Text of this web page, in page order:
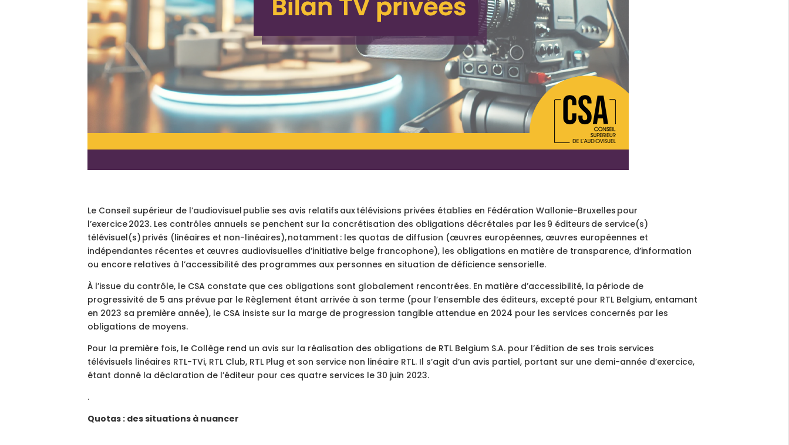
Le Conseil supérieur de l’audiovisuel publie ses avis relatifs aux télévisions privées établies en Fédération Wallonie-Bruxelles pour
l’exercice 2023. Les contrôles annuels se penchent sur la concrétisation des obligations décrétales par les 9 éditeurs de service(s)
télévisuel(s) privés (linéaires et non-linéaires), notamment : les quotas de diffusion (œuvres européennes, œuvres européennes et
indépendantes récentes et œuvres audiovisuelles d’initiative belge francophone), les obligations en matière de transparence, d’information
ou encore relatives à l’accessibilité des programmes aux personnes en situation de déficience sensorielle.
À l’issue du contrôle, le CSA constate que ces obligations sont globalement rencontrées. En matière d’accessibilité, la période de
progressivité de 5 ans prévue par le Règlement étant arrivée à son terme (pour l’ensemble des éditeurs, excepté pour RTL Belgium, entamant
en 2023 sa première année), le CSA insiste sur la marge de progression tangible attendue en 2024 pour les services concernés par les
obligations de moyens.
Pour la première fois, le Collège rend un avis sur la réalisation des obligations de RTL Belgium S.A. pour l’édition de ses trois services
télévisuels linéaires RTL-TVi, RTL Club, RTL Plug et son service non linéaire RTL. Il s’agit d’un avis partiel, portant sur une demi-année d’exercice,
étant donné la déclaration de l’éditeur pour ces quatre services le 30 juin 2023.
.
Quotas : des situations à nuancer